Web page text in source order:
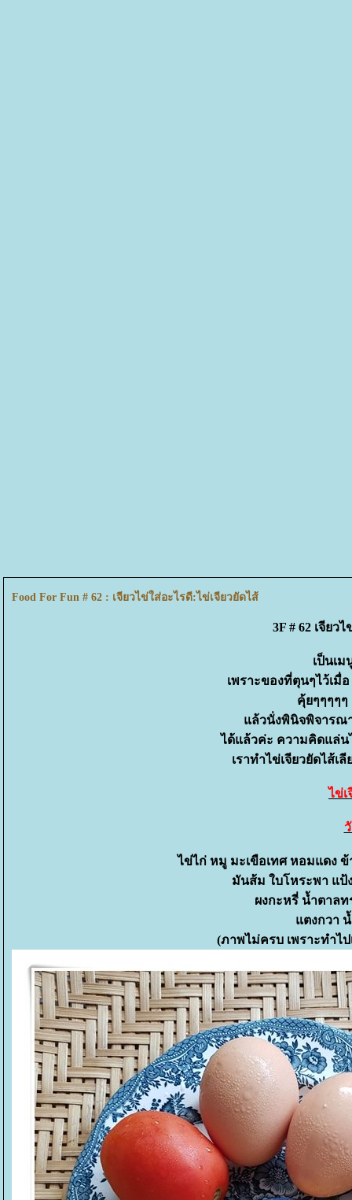
Food For Fun # 62 : เจียวไข่ใส่อะไรดี:ไข่เจียวยัดไส้
3F # 62 เจียว
เป็นเม
เพราะของที่ตุนๆไว้เมื่
คุ้ยๆๆๆๆ
ล้วนั่งพินิจพิจารณา
ได้แล้วค่ะ ความคิดแล่น
เราทำไข่เจียวยัดไส้
ไข่เ
ไข่ไก่ หมู มะเขือเทศ หอมแดง
มันส้ม ใบโหระพา แป้
ผงกะหรี่ น้ำตาล
ตงกวา
(ภาพไม่ครบ เพราะทำไ